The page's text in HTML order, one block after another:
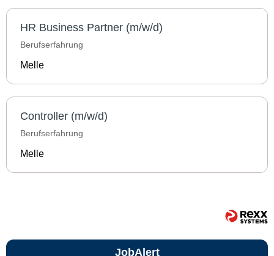
HR Business Partner (m/w/d)
Berufserfahrung
Melle
Controller (m/w/d)
Berufserfahrung
Melle
JobAlert